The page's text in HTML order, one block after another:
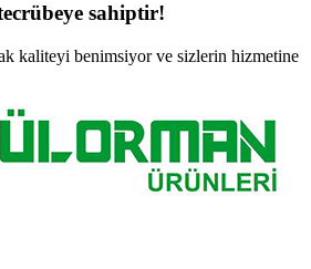
sahiptir!
kaliteyi benimsiyor ve sizlerin hizmetine